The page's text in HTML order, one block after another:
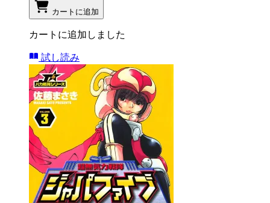
カートに追加
カートに追加しました
試し読み